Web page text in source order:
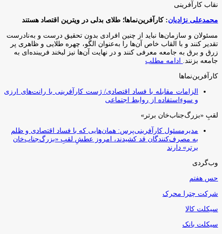
نقاب کارآفرینی
محمدعلی نژادیان: کارآفرین‌نماها؛ طلای بدلی در ویترین اقتصاد هستند
مسئولان و سازمان‌ها نباید از چنین افرادی بدون تحقیق درست و به‌نادرست
تقدیر کنند و با القاب خاص آ‌ن‌ها را به‌عنوان الگو، چهره طلایی و ظاهری پر
زرق و برق به جامعه معرفی کنند و در نهایت آن‌ها نیز لبخند فریبنده‌ای به
جامعه بزنند.
ادامه مطلب
کارآفرین‌نماها
الزامات مقابله با فساد اقتصادی/ ژست کارآفرینی با رانت‌های ارزی
و سوءاستفاده از روابط اجتماعی
لقبِ «بزرگ‌جناب‌خان برتر»
مدیرمسئول کارآفرینی‌پرس: همان‌هایی که با فساد اقتصادی و ظلم
به مصرف‌کنندگان قد کشیدند، امروز عطشِ لقبِ «بزرگ‌جناب‌خان
برتر» دارند
وب‌گردی
حس هفتم
شرکت چترا محرک
سیکلت کالا
سیکلت بانک